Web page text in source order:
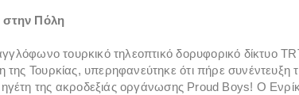
στην Πόλη
τουρκικό τηλεοπτικό δορυφορικό δίκτυο
της Τουρκίας, υπερηφανεύτηκε ότι πήρε συνέντευξη
της ακροδεξιάς οργάνωσης Proud Boys! Ο